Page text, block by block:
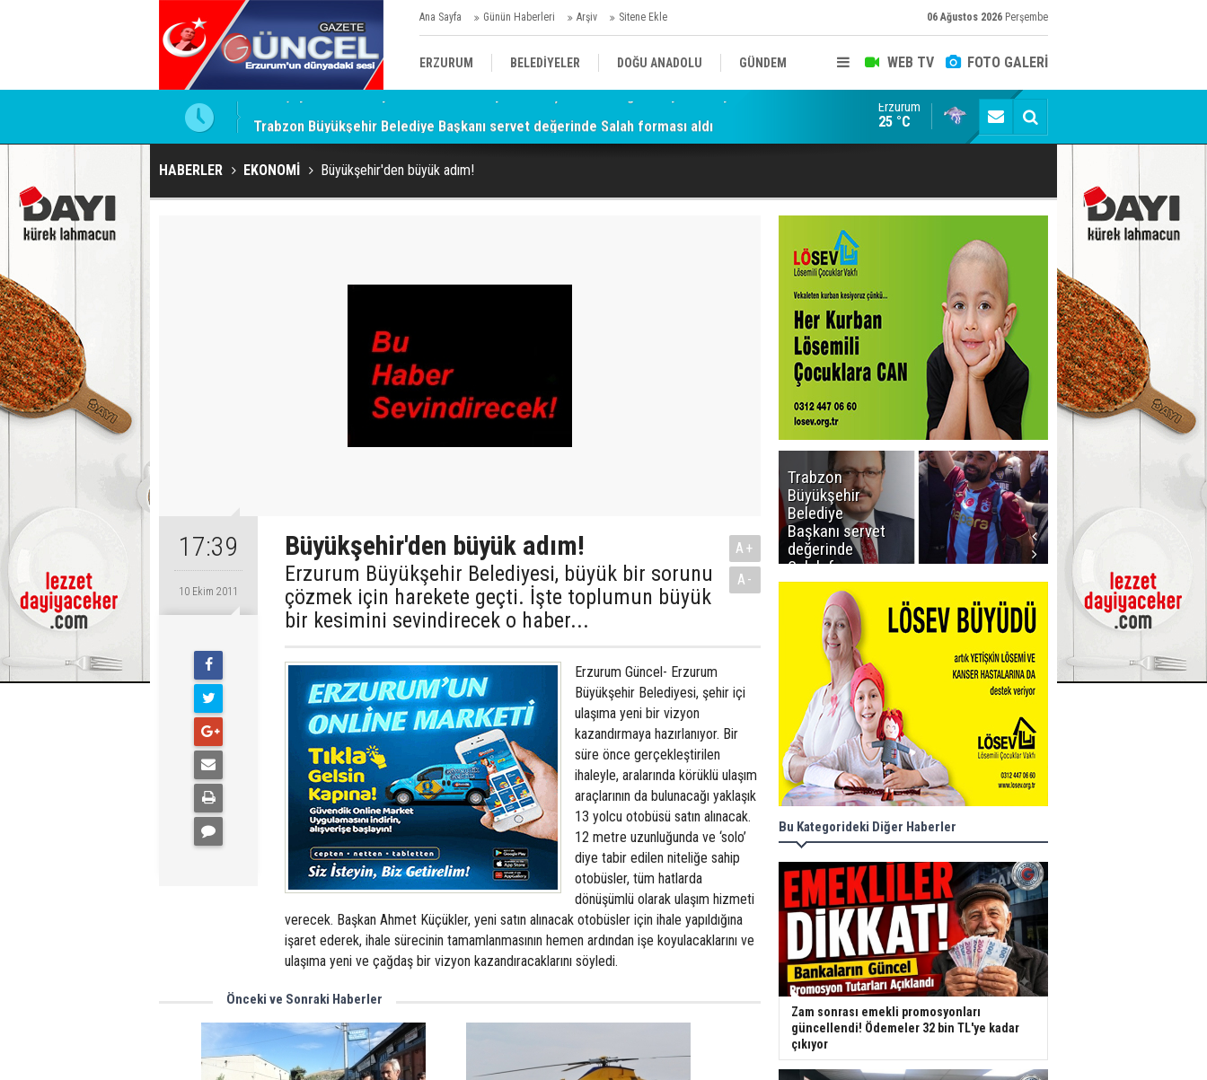
Ana Sayfa Günün Haberleri Arşiv Sitene Ekle 06 Ağustos 2026 Perşembe
WEB TV FOTO GALERİ
ERZURUM BELEDİYELER DOĞU ANADOLU GÜNDEM
AFAD/ SAVAŞ
KÜLTÜR/SANAT//MAĞAZİN
Trabzon Büyükşehir Belediye Başkanı servet değerinde Salah forması aldı Siyaset-Sermaye Çizgisinde Haklılığın Resmi:
Erzurum
25 °C
HABERLER EKONOMİ Büyükşehir'den büyük adım!
17:39
10 Ekim 2011
Büyükşehir'den büyük adım!
Erzurum Büyükşehir Belediyesi, büyük bir sorunu
çözmek için harekete geçti. İşte toplumun büyük
bir kesimini sevindirecek o haber...
A+
A-
Erzurum Güncel- Erzurum
Büyükşehir Belediyesi, şehir içi
ulaşıma yeni bir vizyon
kazandırmaya hazırlanıyor. Bir
süre önce gerçekleştirilen
ihaleyle, aralarında körüklü ulaşım
araçlarının da bulunacağı yaklaşık
13 yolcu otobüsü satın alınacak.
12 metre uzunluğunda ve ‘solo’
diye tabir edilen niteliğe sahip
otobüsler, tüm hatlarda
dönüşümlü olarak ulaşım hizmeti
verecek. Başkan Ahmet Küçükler, yeni satın alınacak otobüsler için ihale yapıldığına
işaret ederek, ihale sürecinin tamamlanmasının hemen ardından işe koyulacaklarını ve
ulaşıma yeni ve çağdaş bir vizyon kazandıracaklarını söyledi.
Önceki ve Sonraki Haberler
Trabzon
Büyükşehir
Belediye
Başkanı servet
değerinde
Salah forması
aldı
Erzurum'da
Bu Kategorideki Diğer Haberler
Zam sonrası emekli promosyonları
güncellendi! Ödemeler 32 bin TL'ye kadar
çıkıyor